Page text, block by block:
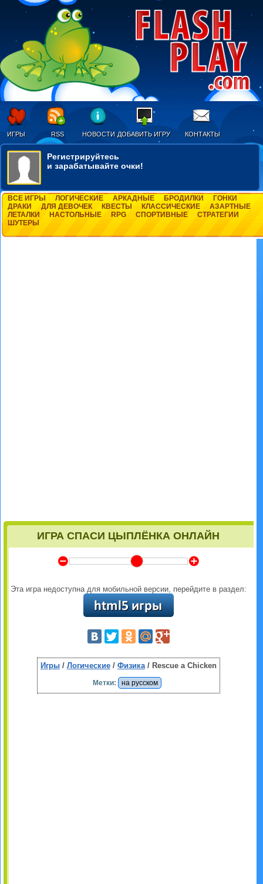
ИГРЫ RSS НОВОСТИ ДОБАВИТЬ ИГРУ КОНТАКТЫ
Регистрируйтесь
и зарабатывайте очки!
ВСЕ ИГРЫ ЛОГИЧЕСКИЕ АРКАДНЫЕ БРОДИЛКИ
ГОНКИ
ДРАКИ
ДЛЯ ДЕВОЧЕК КВЕСТЫ КЛАССИЧЕСКИЕ
АЗАРТНЫЕ
ЛЕТАЛКИ
НАСТОЛЬНЫЕ RPG СПОРТИВНЫЕ
СТРАТЕГИИ
ШУТЕРЫ
ИГРА СПАСИ ЦЫПЛЁНКА ОНЛАЙН
Y Z
Эта игра недоступна для мобильной версии, перейдите в раздел:
Игры/ Логические/ Физика/ Rescue a Chicken
Метки: на русском